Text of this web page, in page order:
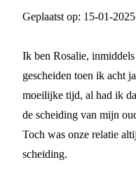
Geplaatst op: 15-01-2025
Ik ben Rosalie,
gescheiden toen ik acht
moeilijke tijd, al had ik
de scheiding van mijn
Toch was onze relatie
scheiding.